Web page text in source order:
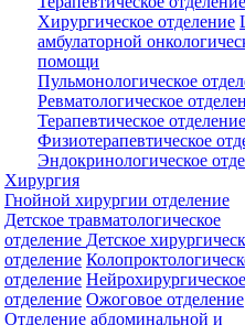
Хирургическое отделение
амбулаторной
помощи
Пульмонологическое
Ревматологическое
Терапевтическое
Физиотерапевтическое
Эндокринологическое
Хирургия
Гнойной хирургии отделение
Детское травматологическое
отделение Детское
отделение
отделение Нейрохирургическое
отделение Ожоговое отделение
Отделение абдоминальной и